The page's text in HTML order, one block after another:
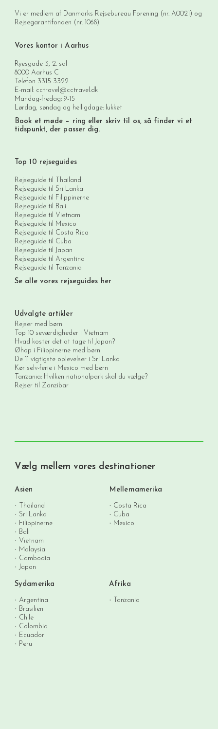
Vi er medlem af Danmarks Rejsebureau Forening (nr. A0021) og
Rejsegarantifonden (nr. 1068).
Vores kontor i Aarhus
Ryesgade 3, 2. sal
8000 Aarhus C
Telefon 3315 3322
E-mail: cctravel@cctravel.dk
Mandag-fredag: 9-15
Lørdag, søndag og helligdage: lukket
Book et møde – ring eller skriv til os, så finder vi et
tidspunkt, der passer dig.
Top 10 rejseguides
Rejseguide til Thailand
Rejseguide til Sri Lanka
Rejseguide til Filippinerne
Rejseguide til Bali
Rejseguide til Vietnam
Rejseguide til Mexico
Rejseguide til Costa Rica
Rejseguide til Cuba
Rejseguide til Japan
Rejseguide til Argentina
Rejseguide til Tanzania
Se alle vores rejseguides her
Udvalgte artikler
Rejser med børn
Top 10 seværdigheder i Vietnam
Hvad koster det at tage til Japan?
Øhop i Filippinerne med børn
De 11 vigtigste oplevelser i Sri Lanka
Kør selv-ferie i Mexico med børn
Tanzania: Hvilken nationalpark skal du vælge?
Rejser til Zanzibar
Vælg mellem vores destinationer
Asien
Thailand
Sri Lanka
Filippinerne
Bali
Vietnam
Malaysia
Cambodia
Japan
Mellemamerika
Costa Rica
Cuba
Mexico
Sydamerika
Argentina
Brasilien
Chile
Colombia
Ecuador
Peru
Afrika
Tanzania